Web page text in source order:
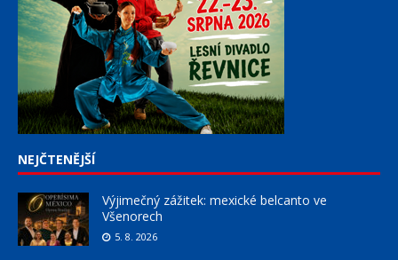
NEJČTENĚJŠÍ
Výjimečný zážitek: mexické belcanto ve
Všenorech
5. 8. 2026